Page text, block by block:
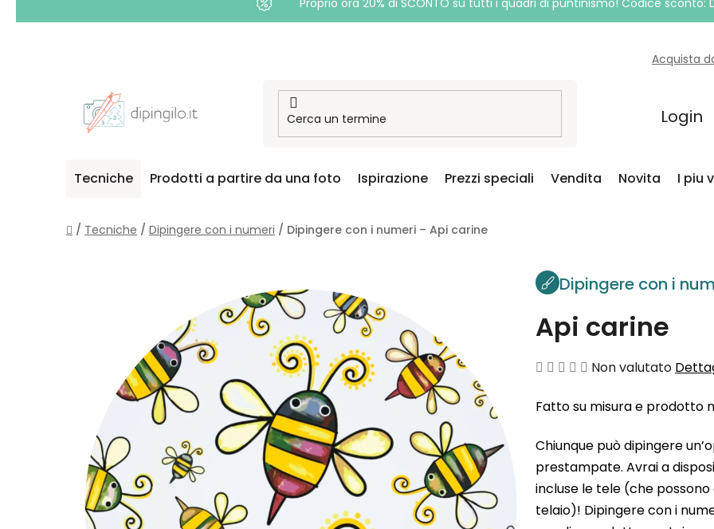
Proprio ora 20% di SCONTO su tutti i quadri di puntinismo! Codice sconto:
Acquista
Login
Tecniche Prodotti a partire da una foto Ispirazione Prezzi speciali Vendita Novita I piu
Casa
/ Tecniche / Dipingere con i numeri / Dipingere con i numeri – Api carine
Dipingere con i
Api carine
La
media
prodotto
è
0,0
su
Non valutato
Fatto su misura e prodotto
Chiunque può dipingere
prestampate. Avrai a
incluse le tele (che
telaio)! Dipingere con i